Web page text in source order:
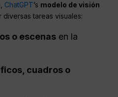
ChatGPT’s modelo de visión
diversas tareas visuales:
o escenas en la
cuadros o